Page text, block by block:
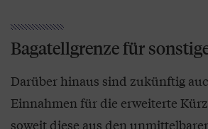
Bagatellgrenze für
Darüber hinaus sind zukünftig
Einnahmen für die erweiterte
soweit diese aus den